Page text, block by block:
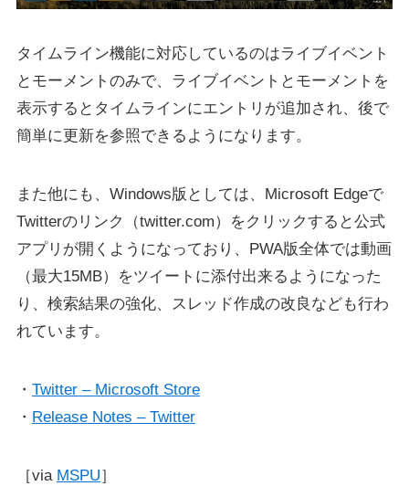
タイムライン機能に対応しているのはライブイベント
とモーメントのみで、ライブイベントとモーメントを
表示するとタイムラインにエントリが追加され、後で
簡単に更新を参照できるようになります。
また他にも、Windows版としては、Microsoft Edgeで
Twitterのリンク（twitter.com）をクリックすると公式
アプリが開くようになっており、PWA版全体では動画
（最大15MB）をツイートに添付出来るようになった
り、検索結果の強化、スレッド作成の改良なども行わ
れています。
・ Twitter – Microsoft Store
・ Release Notes – Twitter
［via MSPU］